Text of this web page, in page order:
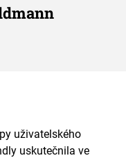
uživatelského
uskutečnila ve